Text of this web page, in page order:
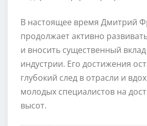
В настоящее время Дмитрий
продолжает активно
и вносить существенный
индустрии. Его достижения
глубокий след в отрасли и
молодых специалистов на
высот.